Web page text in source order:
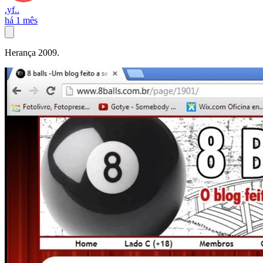
.yf..
há 1 mês
Herança 2009.